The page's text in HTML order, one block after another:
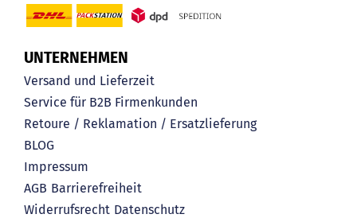
UNTERNEHMEN
Versand und Lieferzeit
Service für B2B Firmenkunden
Retoure / Reklamation / Ersatzlieferung
BLOG
Impressum
AGB Barrierefreiheit
Widerrufsrecht Datenschutz